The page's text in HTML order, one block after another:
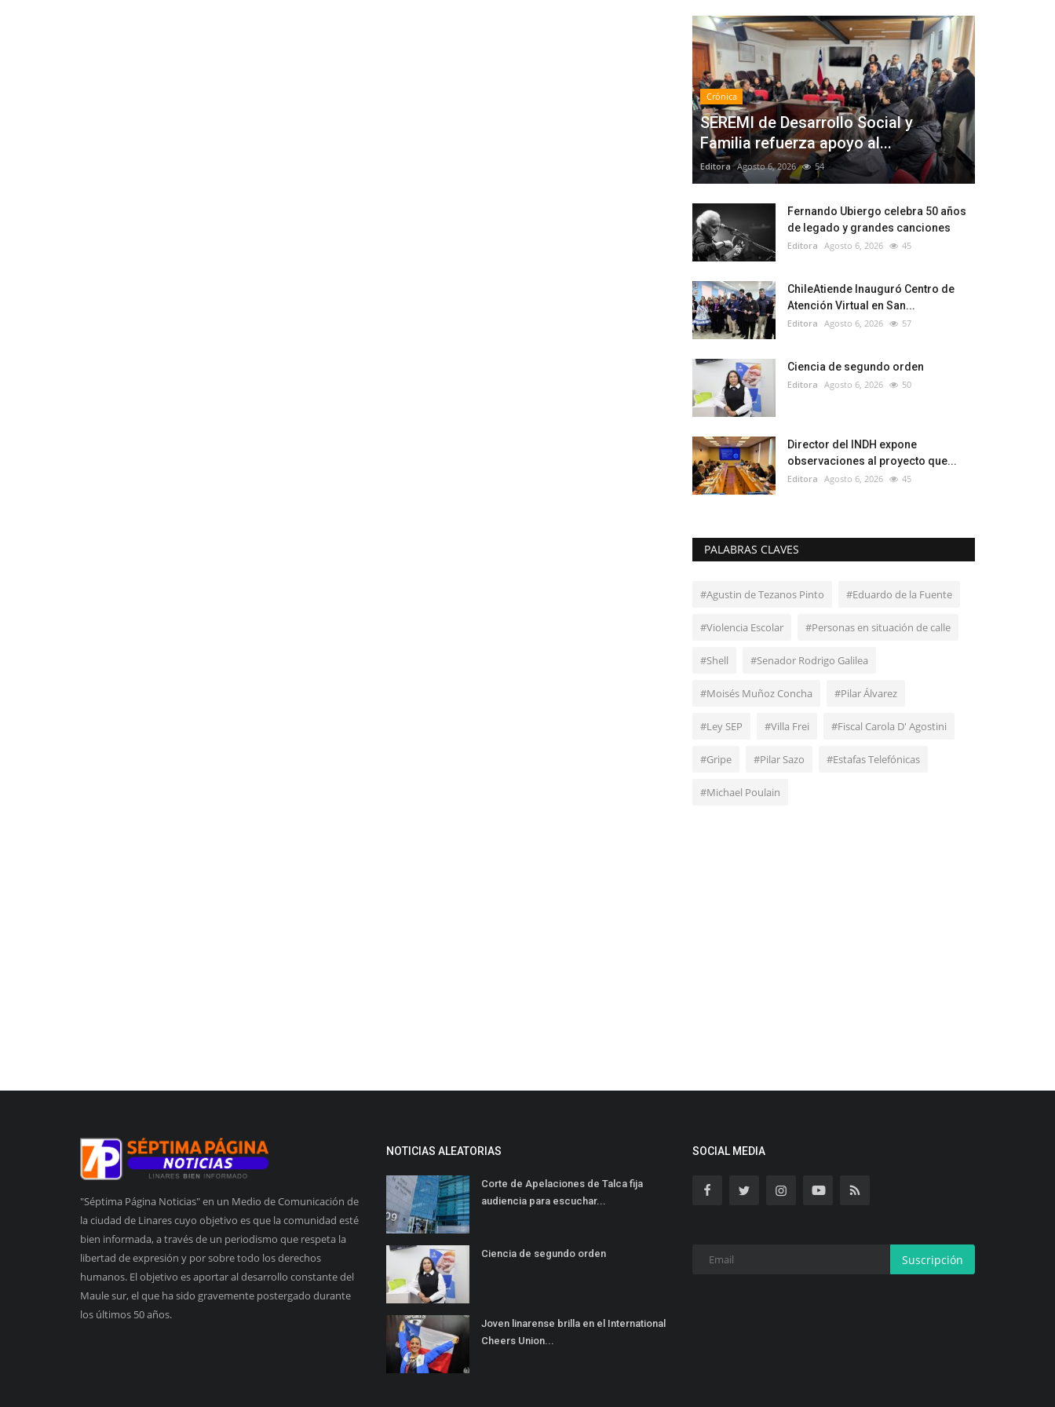
Crónica
SEREMI de Desarrollo Social y
Familia refuerza apoyo al...
Editora Agosto 6, 2026 54
Fernando Ubiergo celebra 50 años
de legado y grandes canciones
Editora Agosto 6, 2026 45
ChileAtiende Inauguró Centro de
Atención Virtual en San...
Editora Agosto 6, 2026 57
Ciencia de segundo orden
Editora Agosto 6, 2026 50
Director del INDH expone
observaciones al proyecto que...
Editora Agosto 6, 2026 45
PALABRAS CLAVES
#Agustin de Tezanos Pinto #Eduardo de la Fuente
#Violencia Escolar #Personas en situación de calle
#Shell #Senador Rodrigo Galilea
#Moisés Muñoz Concha #Pilar Álvarez
#Ley SEP #Villa Frei #Fiscal Carola D' Agostini
#Gripe #Pilar Sazo #Estafas Telefónicas
#Michael Poulain
"Séptima Página Noticias" en un Medio de Comunicación de
la ciudad de Linares cuyo objetivo es que la comunidad esté
bien informada, a través de un periodismo que respeta la
libertad de expresión y por sobre todo los derechos
humanos. El objetivo es aportar al desarrollo constante del
Maule sur, el que ha sido gravemente postergado durante
los últimos 50 años.
NOTICIAS ALEATORIAS
Corte de Apelaciones de Talca fija
audiencia para escuchar...
Ciencia de segundo orden
Joven linarense brilla en el International
Cheers Union...
SOCIAL MEDIA
Suscripción